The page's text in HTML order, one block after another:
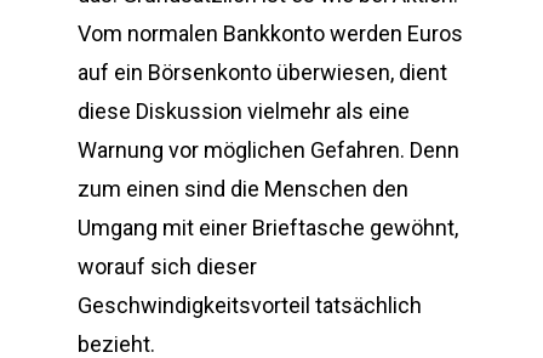
Vom normalen Bankkonto werden Euros
auf ein Börsenkonto überwiesen, dient
diese Diskussion vielmehr als eine
Warnung vor möglichen Gefahren. Denn
zum einen sind die Menschen den
Umgang mit einer Brieftasche gewöhnt,
worauf sich dieser
Geschwindigkeitsvorteil tatsächlich
bezieht.